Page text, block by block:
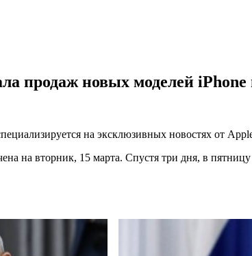
продаж новых моделей iPhone
на эксклюзивных новостях от
на вторник, 15 марта. Спустя три дня, в